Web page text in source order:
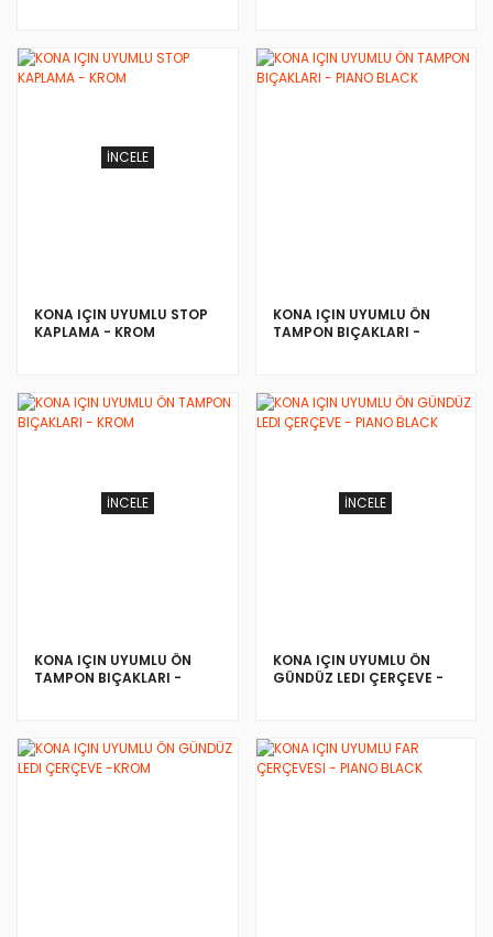
İNCELE
KONA IÇIN UYUMLU STOP
KAPLAMA - KROM
KONA IÇIN UYUMLU ÖN
TAMPON BIÇAKLARI -
İNCELE
KONA IÇIN UYUMLU ÖN
TAMPON BIÇAKLARI -
İNCELE
KONA IÇIN UYUMLU ÖN
GÜNDÜZ LEDI ÇERÇEVE -